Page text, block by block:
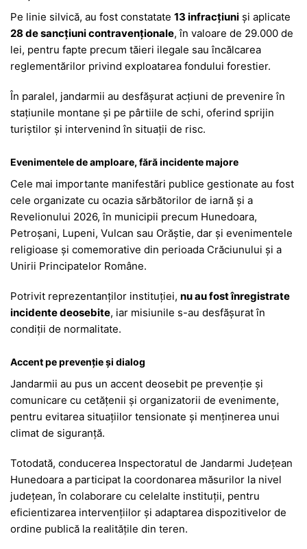
Pe linie silvică, au fost constatate 13 infracțiuni și aplicate
28 de sancțiuni contravenționale, în valoare de 29.000 de
lei, pentru fapte precum tăieri ilegale sau încălcarea
reglementărilor privind exploatarea fondului forestier.
În paralel, jandarmii au desfășurat acțiuni de prevenire în
stațiunile montane și pe pârtiile de schi, oferind sprijin
turiștilor și intervenind în situații de risc.
Evenimentele de amploare, fără incidente majore
Cele mai importante manifestări publice gestionate au fost
cele organizate cu ocazia sărbătorilor de iarnă și a
Revelionului 2026, în municipii precum Hunedoara,
Petroșani, Lupeni, Vulcan sau Orăștie, dar și evenimentele
religioase și comemorative din perioada Crăciunului și a
Unirii Principatelor Române.
Potrivit reprezentanților instituției, nu au fost înregistrate
incidente deosebite, iar misiunile s-au desfășurat în
condiții de normalitate.
Accent pe prevenție și dialog
Jandarmii au pus un accent deosebit pe prevenție și
comunicare cu cetățenii și organizatorii de evenimente,
pentru evitarea situațiilor tensionate și menținerea unui
climat de siguranță.
Totodată, conducerea Inspectoratul de Jandarmi Județean
Hunedoara a participat la coordonarea măsurilor la nivel
județean, în colaborare cu celelalte instituții, pentru
eficientizarea intervențiilor și adaptarea dispozitivelor de
ordine publică la realitățile din teren.